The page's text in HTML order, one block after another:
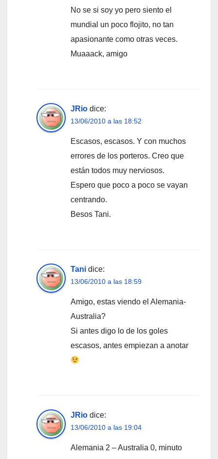
No se si soy yo pero siento el
mundial un poco flojito, no tan
apasionante como otras veces.
Muaaack, amigo
JRio dice:
13/06/2010 a las 18:52
Escasos, escasos. Y con muchos
errores de los porteros. Creo que
están todos muy nerviosos.
Espero que poco a poco se vayan
centrando.
Besos Tani.
Tani dice:
13/06/2010 a las 18:59
Amigo, estas viendo el Alemania-
Australia?
Si antes digo lo de los goles
escasos, antes empiezan a anotar
JRio dice:
13/06/2010 a las 19:04
Alemania 2 – Australia 0, minuto